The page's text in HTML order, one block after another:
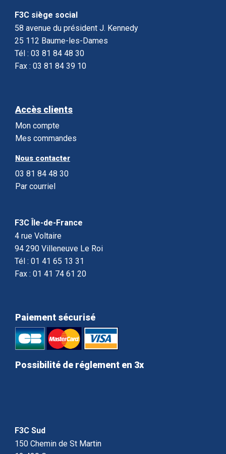
F3C siège social
58 avenue du président J. Kennedy
25 112 Baume-les-Dames
Tél : 03 81 84 48 30
Fax : 03 81 84 39 10
Accès clients
Mon compte
Mes commandes
Nous contacter
03 81 84 48 30
Par courriel
F3C Île-de-France
4 rue Voltaire
94 290 Villeneuve Le Roi
Tél : 01 41 65 13 31
Fax : 01 41 74 61 20
Paiement sécurisé
Possibilité de réglement en 3x
F3C Sud
150 Chemin de St Martin